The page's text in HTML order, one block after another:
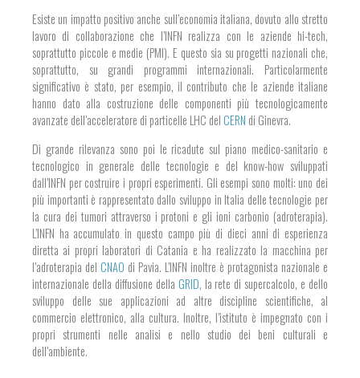
Esiste un impatto positivo anche sull’economia italiana, dovuto allo stretto
lavoro di collaborazione che l’INFN realizza con le aziende hi-tech,
soprattutto piccole e medie (PMI). E questo sia su progetti nazionali che,
soprattutto, su grandi programmi internazionali. Particolarmente
significativo è stato, per esempio, il contributo che le aziende italiane
hanno dato alla costruzione delle componenti più tecnologicamente
avanzate dell’acceleratore di particelle LHC delCERN di Ginevra.
Di grande rilevanza sono poi le ricadute sul piano medico-sanitario e
tecnologico in generale delle tecnologie e del know-how sviluppati
dall’INFN per costruire i propri esperimenti. Gli esempi sono molti: uno dei
più importanti è rappresentato dallo sviluppo in Italia delle tecnologie per
la cura dei tumori attraverso i protoni e gli ioni carbonio (adroterapia).
L’INFN ha accumulato in questo campo più di dieci anni di esperienza
diretta ai propri laboratori di Catania e ha realizzato la macchina per
l’adroterapia del CNAO di Pavia. L’INFN inoltre è protagonista nazionale e
internazionale della diffusione della GRID, la rete di supercalcolo, e dello
sviluppo delle sue applicazioni ad altre discipline scientifiche, al
commercio elettronico, alla cultura. Inoltre, l’istituto è impegnato con i
propri strumenti nelle analisi e nello studio dei beni culturali e
dell’ambiente.